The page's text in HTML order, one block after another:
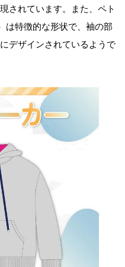
されています。また、ペト
は特徴的な形状で、袖の部
デザインされているようで